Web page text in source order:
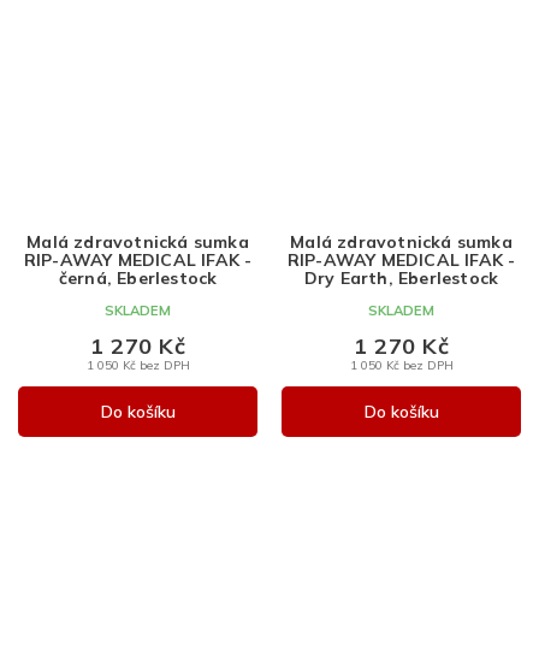
Malá zdravotnická sumka
RIP-AWAY MEDICAL IFAK -
černá, Eberlestock
SKLADEM
1 050 Kč bez DPH
1 270 Kč
Do košíku
Malá zdravotnická sumka
RIP-AWAY MEDICAL IFAK -
Dry Earth, Eberlestock
SKLADEM
1 050 Kč bez DPH
1 270 Kč
Do košíku